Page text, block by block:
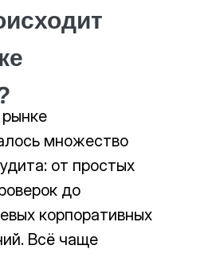
множество
от простых
до
корпоративных
Всё чаще